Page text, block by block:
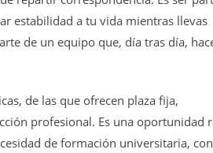
estabilidad a tu vida mientras llevas
de un equipo que, día tras día,
de las que ofrecen plaza fija,
profesional. Es una oportunidad
de formación universitaria, con